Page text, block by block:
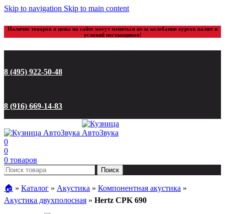
Skip to navigation Skip to main content
Наличие товаров и цены на сайте могут меняться из-за колебания курсов валют и
условий поставщиков!
8 (495) 922-50-48
8 (916) 669-14-83
0
0
0 товаров
Поиск
🏠︎ » Каталог » Акустика » Компонентная акустика »
Акустика двухполосная » Hertz CPK 690